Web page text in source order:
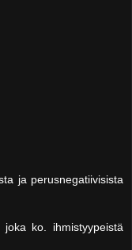
ja perusnegatiivisista
ko. ihmistyypeistä